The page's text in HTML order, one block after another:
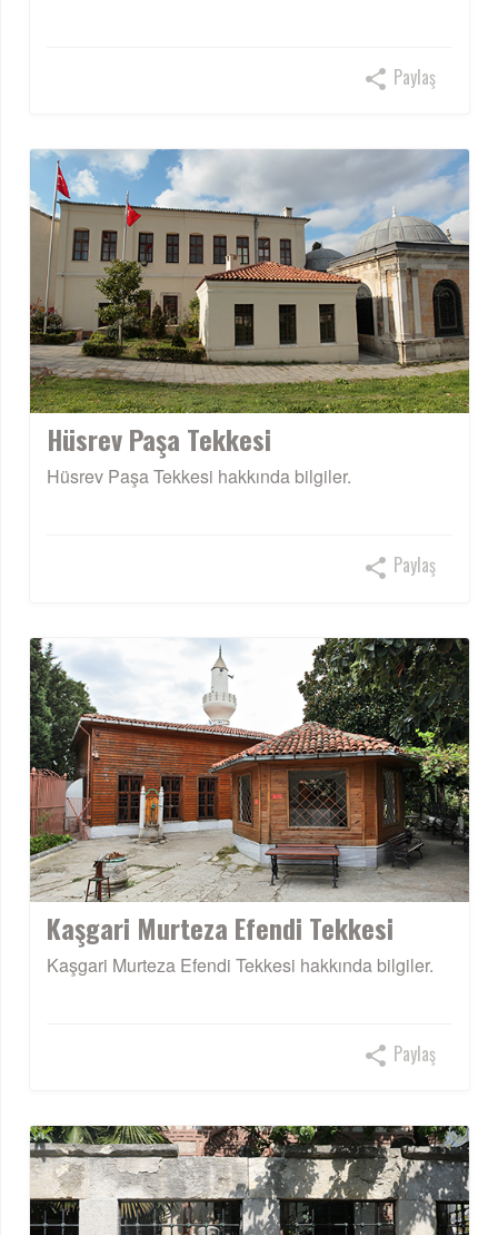
Paylaş
Hüsrev Paşa Tekkesi
Hüsrev Paşa Tekkesi hakkında bilgiler.
Paylaş
Kaşgari Murteza Efendi Tekkesi
Kaşgari Murteza Efendi Tekkesi hakkında bilgiler.
Paylaş